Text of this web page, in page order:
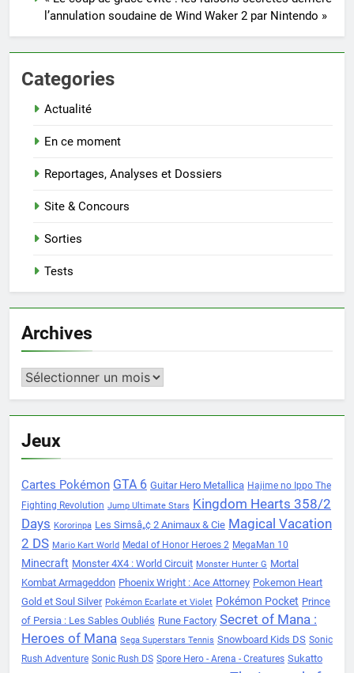
l’annulation soudaine de Wind Waker 2 par Nintendo »
Categories
Actualité
En ce moment
Reportages, Analyses et Dossiers
Site & Concours
Sorties
Tests
Archives
Archives
Jeux
Cartes Pokémon GTA 6 Guitar Hero Metallica Hajime no Ippo The
Fighting Revolution Jump Ultimate Stars Kingdom Hearts 358/2
Days Kororinpa Les Simsâ„¢ 2 Animaux & Cie Magical Vacation
2 DS Mario Kart World Medal of Honor Heroes 2 MegaMan 10
Minecraft Monster 4X4 : World Circuit Monster Hunter G Mortal
Kombat Armageddon Phoenix Wright : Ace Attorney Pokemon Heart
Gold et Soul Silver Pokémon Ecarlate et Violet Pokémon Pocket Prince
of Persia : Les Sables Oubliés Rune Factory Secret of Mana :
Heroes of Mana Sega Superstars Tennis Snowboard Kids DS Sonic
Rush Adventure Sonic Rush DS Spore Hero - Arena - Creatures Sukatto